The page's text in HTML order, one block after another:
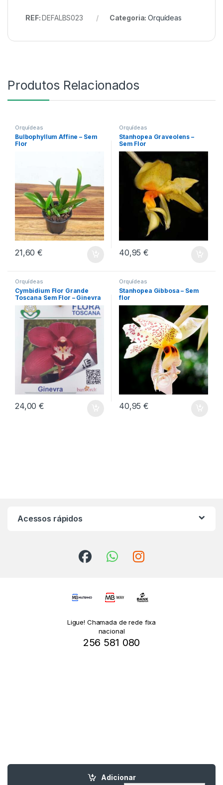
Adicionar
REF:DEFALBS023 Categoria:Orquídeas
Produtos Relacionados
Orquídeas
Bulbophyllum Affine – Sem
Flor
21,60€
Orquídeas
Stanhopea Graveolens –
Sem Flor
40,95€
Orquídeas
Cymbidium Flor Grande
Toscana Sem Flor – Ginevra
24,00€
Orquídeas
Stanhopea Gibbosa – Sem
flor
40,95€
Acessos rápidos
Ligue! Chamada de rede fixa
nacional
256 581 080